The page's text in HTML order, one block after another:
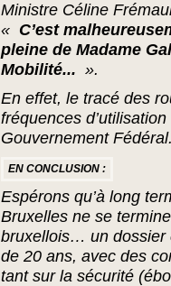
Ministre Céline
« C’est
pleine de Madame
Mobilité... ».
En effet, le tracé des
fréquences
Gouvernement
EN CONCLUSION :
Espérons qu’à long
Bruxelles ne se
bruxellois… un dossier
de 20 ans, avec des
tant sur la sécurité